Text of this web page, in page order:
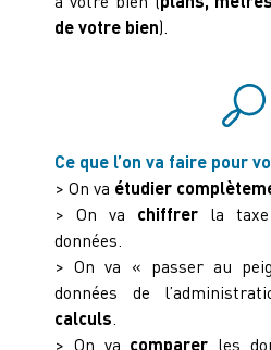
de votre bien).
Ce que l’on va faire pour
> On va étudier
> On va chiffrer la
données.
> On va « passer au
données de
calculs
> On va comparer les